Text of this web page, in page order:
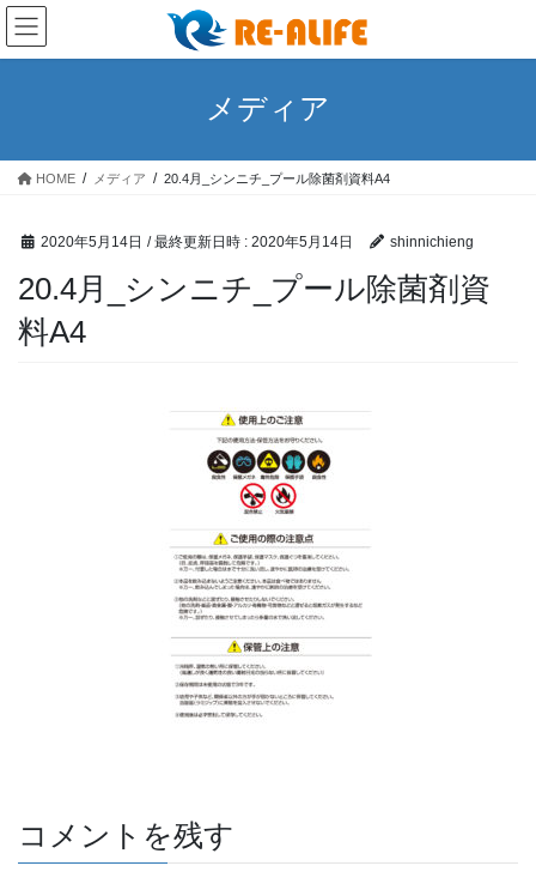
コ
ン
テ
ス
ナ
ビ
ゲ
ン
メディア
HOME メディア 20.4月_シンニチ_プール除菌剤資料A4
2020年5月14日 / 最終更新日時 : 2020年5月14日 shinnichieng
20.4月_シンニチ_プール除菌剤資
料A4
コメントを残す